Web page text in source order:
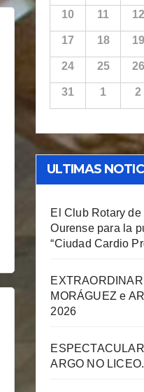
10 11 12
17 18 19
24 25 26
31 1 2
ULTIMAS
El Club Rotary
Ourense para la
“Ciudad Cardio
MORÁGUEZ e
2026
ARGO NO LICEO.